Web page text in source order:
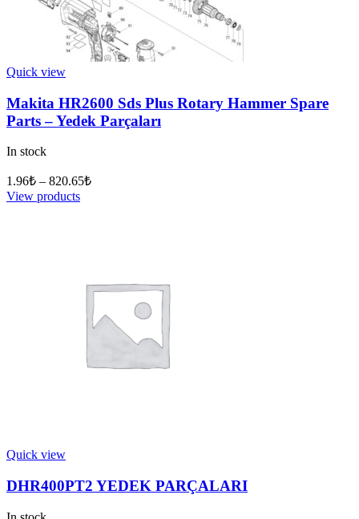
Quick view
Makita HR2600 Sds Plus Rotary Hammer Spare
Parts – Yedek Parçaları
In stock
1.96₺ – 820.65₺
View products
Quick view
DHR400PT2 YEDEK PARÇALARI